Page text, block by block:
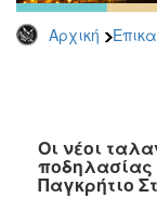
Αρχική
2026
2025
2022
2021
Οι νέοι
ποδηλασίας
Παγκρήτιο